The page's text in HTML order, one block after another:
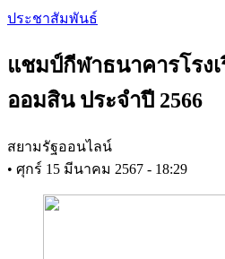
Skip
content
ประชาสัมพันธ์
แชมป์กีฬาธนาคารโรง
ออมสิน ประจำปี 2566
สยามรัฐออนไลน์
• ศุกร์ 15 มีนาคม 2567 - 18:29